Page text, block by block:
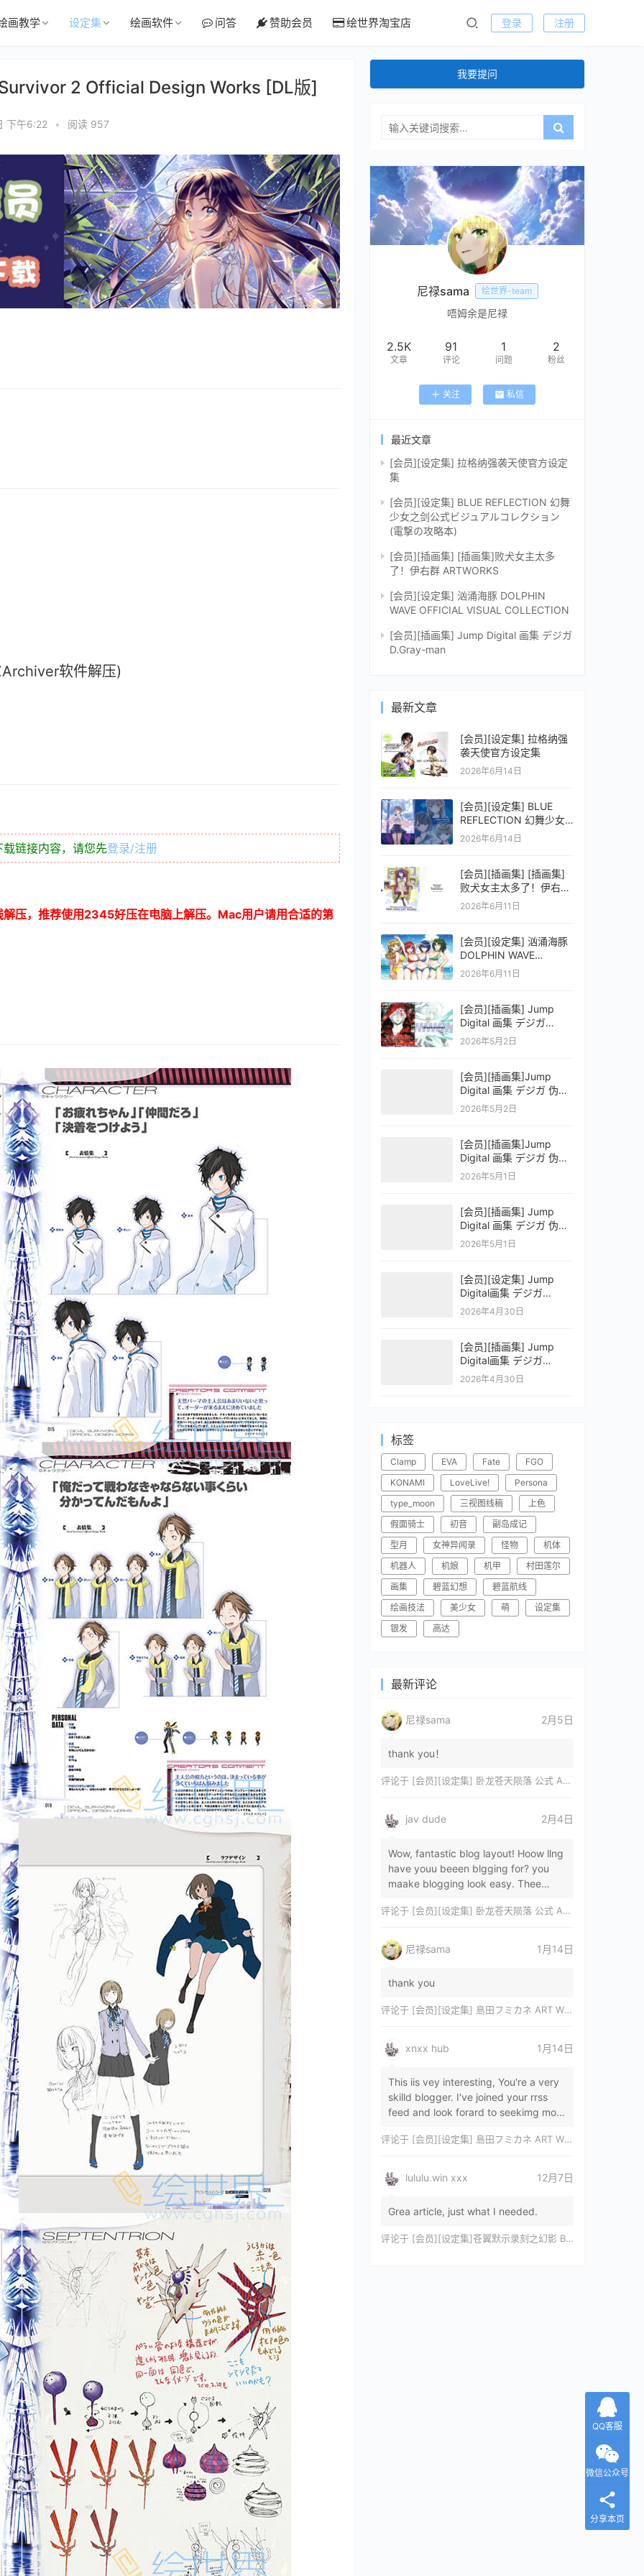
画教学 设定集 绘画软件 问答 赞助会员 绘世界淘宝店 登录 注册
2 Official Design Works [DL版]
下午6:22 • 阅读 957
软件解压)
链接内容，请您先登录/注册
压，推荐使用 2345好压在电脑上解压。 Mac用户请用合适的第
我要提问
尼禄sama 绘世界-team
唔姆余是尼禄
2.5K
文章
91
评论
1
问题
2
粉丝
关注 私信
最近文章
[会员][设定集] 拉格纳强袭天使官方设定
集
[会员][设定集] BLUE REFLECTION 幻舞
少女之剑公式ビジュアルコレクション
(電撃の攻略本)
[会员][插画集] [插画集]败犬女主太多
了！伊右群 ARTWORKS
[会员][设定集] 汹涌海豚 DOLPHIN
WAVE OFFICIAL VISUAL COLLECTION
[会员][插画集] Jump Digital 画集 デジガ
D.Gray-man
最新文章
[会员][设定集] 拉格纳强
袭天使官方设定集
2026年6月14日
[会员][设定集] BLUE
REFLECTION 幻舞少女
之剑公式ビジュアルコレ
2026年6月14日
[会员][插画集] [插画集]
败犬女主太多了！伊右群
ARTWORKS
2026年6月11日
[会员][设定集] 汹涌海豚
DOLPHIN WAVE
OFFICIAL VISUAL
2026年6月11日
[会员][插画集] Jump
Digital 画集 デジガ
D.Gray-man
2026年5月2日
[会员][插画集]Jump
Digital 画集 デジガ 伪恋
ニセコイ 3
2026年5月2日
[会员][插画集]Jump
Digital 画集 デジガ 伪恋
ニセコイ 2
2026年5月1日
[会员][插画集] Jump
Digital 画集 デジガ 伪恋
ニセコイ 1
2026年5月1日
[会员][设定集] Jump
Digital画集 デジガ
CLAYMORE 2
2026年4月30日
[会员][插画集] Jump
Digital画集 デジガ
CLAYMORE 1
2026年4月30日
标签
Clamp EVA Fate
FGO
KONAMI
LoveLive!
Persona
type_moon
三视图线稿
上色
假面骑士
初音
副岛成记
型月
女神异闻录 怪物
机体
机器人
机娘 机甲
村田莲尔
画集
碧蓝幻想
碧蓝航线
绘画技法
美少女 萌
设定集
银发
高达
最新评论
尼禄sama 2月5日
thank you！
评论于 [会员][设定集] 卧龙苍天陨落 公式 ARTWORKS[DL]
jav dude 2月4日
Wow, fantastic blog layout! Hoow llng
have youu beeen blgging for? you
maake blogging look easy. Thee
magnificent, let…
评论于 [会员][设定集] 卧龙苍天陨落 公式 ARTWORKS[DL]
尼禄sama 1月14日
thank you
评论于 [会员][设定集] 島田フミカネ ART WORKS EXTRA Luminous Witches[DL]
xnxx hub 1月14日
This iis vey interesting, You're a very
skilld blogger. I've joined your rrss
feed and look forard to seekimg mor
评论于 [会员][设定集] 島田フミカネ ART WORKS EXTRA Luminous Witches[DL]
lululu.win xxx 12月7日
Grea article, just what I needed.
评论于 [会员][设定集]苍翼默示录刻之幻影 BLAZBLUE CHRONOPHANTASMA 公式設定資料集II
QQ客服
微信公众号
分享本页